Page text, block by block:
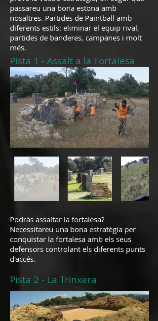
Pista 1 - Assalt a la Fortalesa
passareu una bona estona amb
nosaltres. Partides de Paintball amb
diferents estils: eliminar el equip rival,
partides de banderes, campanes i molt
més.
Podràs assaltar la fortalesa?
Necessitareu una bona estratègia per
conquistar la fortalesa amb els seus
defensors controlant els diferents punts
d'accés.
Pista 2 - La Trinxera